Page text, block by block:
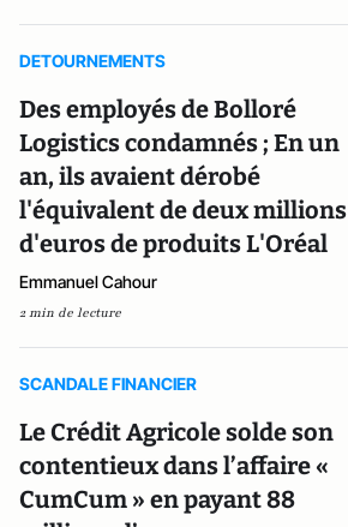
DETOURNEMENTS
Des employés de Bolloré
Logistics condamnés ; En un
an, ils avaient dérobé
l'équivalent de deux millions
d'euros de produits L'Oréal
Emmanuel Cahour
2 min de lecture
SCANDALE FINANCIER
Le Crédit Agricole solde son
contentieux dans l’affaire «
CumCum » en payant 88